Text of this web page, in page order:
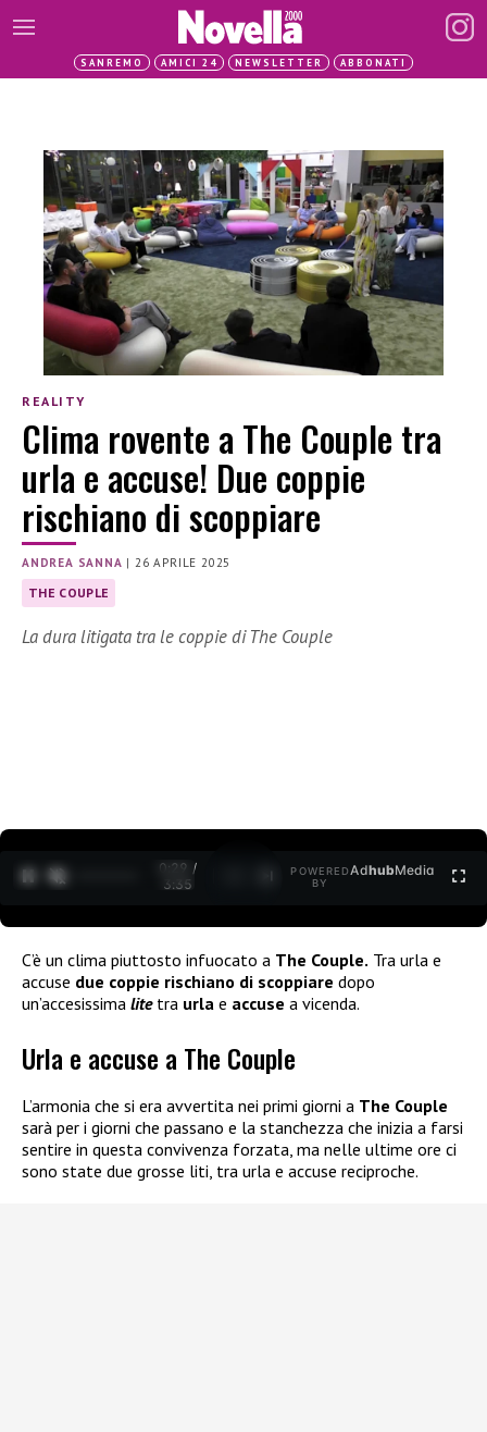
SANREMO AMICI 24 NEWSLETTER ABBONATI
REALITY
Clima rovente a The Couple tra
urla e accuse! Due coppie
rischiano di scoppiare
ANDREA SANNA |26 APRILE 2025
THE COUPLE
La dura litigata tra le coppie di The Couple
0:30 /
3:35
POWERED
BY
AdhubMedia
C’è un clima piuttosto infuocato a The Couple. Tra urla e
accuse due coppie rischiano di scoppiare dopo
un’accesissima litetra urla e accuse a vicenda.
Urla e accuse a The Couple
L’armonia che si era avvertita nei primi giorni a The Couple
sarà per i giorni che passano e la stanchezza che inizia a farsi
sentire in questa convivenza forzata, ma nelle ultime ore ci
sono state due grosse liti, tra urla e accuse reciproche.